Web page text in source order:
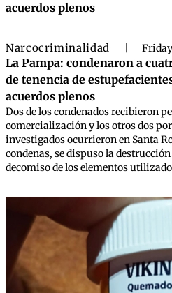
acuerdos plenos
Narcocriminalidad Friday
La Pampa: condenaron a
de tenencia de
acuerdos plenos
Dos de los condenados recibieron
comercialización y los otros dos
investigados ocurrieron en Santa
condenas, se dispuso la
decomiso de los elementos